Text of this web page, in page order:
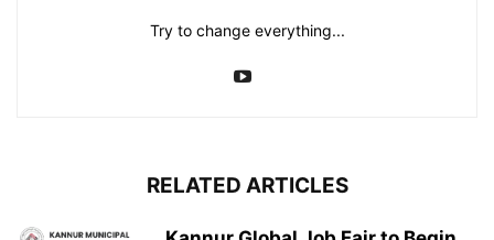
Try to change everything...
RELATED ARTICLES